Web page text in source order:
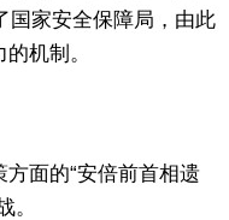
国家安全保障局，由此
机制。
面的“安倍前首相遗
。